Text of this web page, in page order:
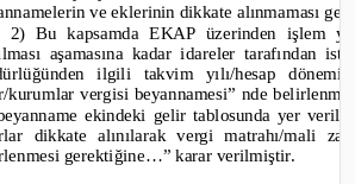
nnamelerin ve eklerinin dikkate alınmaması
2) Bu kapsamda EKAP üzerinden işlem
aşamasına kadar idareler tarafından
ilgili takvim yılı/hesap
kurumlar vergisi beyannamesi” nde
ekindeki gelir tablosunda yer
dikkate alınılarak vergi matrahı/mali
gerektiğine…” karar verilmiştir.